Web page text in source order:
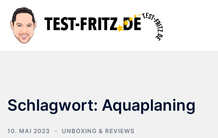
Inhalt
springen
Schlagwort: Aquaplaning
10. MAI 2023 UNBOXING & REVIEWS